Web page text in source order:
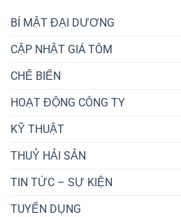
BÍ MẬT ĐẠI DƯƠNG
CẬP NHẬT GIÁ TÔM
CHẾ BIẾN
HOẠT ĐỘNG CÔNG TY
KỸ THUẬT
THUỶ HẢI SẢN
TIN TỨC – SỰ KIỆN
TUYỂN DỤNG